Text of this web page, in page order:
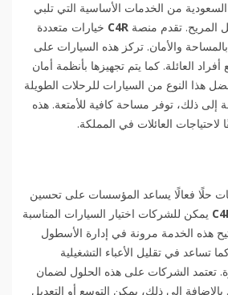
من الخدمات الأساسية التي تلبي
المريح. تقدم منصة C4R خيارات متعددة
والأمان. تركز هذه السيارات على
العائلة. كما يتم تجهيزها بأنظمة أمان
هذا النوع من السيارات للرحلات الطويلة
إلى ذلك، توفر مساحة كافية للأمتعة. هذه
العائلات في المملكة.
حلًا فعالًا يساعد المؤسسات على تحسين
يمكن للشركات اختيار السيارات المناسبة
هذه الخدمة مرونة في إدارة الأسطول
تساعد في تقليل الأعباء التشغيلية
تعتمد الشركات على هذه الحلول لضمان
إلى ذلك، يمكن التوسع أو التعديل